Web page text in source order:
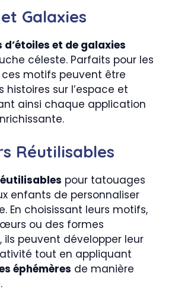
Galaxies
et de galaxies
céleste. Parfaits pour les
ces motifs peuvent être
histoires sur l’espace et
ainsi chaque application
Réutilisables
pour tatouages
enfants de personnaliser
En choisissant leurs motifs,
ou des formes
ils peuvent développer leur
tout en appliquant
éphémères de manière